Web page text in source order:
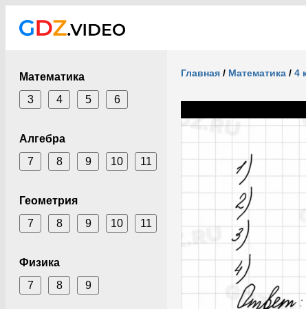
Математика
3
4 5 6
Алгебра
7
8 9 10 11
Геометрия
7
8 9 10 11
Физика
7
8 9
Главная / Математика / 4